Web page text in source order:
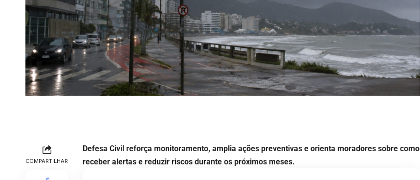
COMPARTILHAR
Defesa Civil reforça monitoramento, amplia ações preventivas e orienta moradores sobre como
receber alertas e reduzir riscos durante os próximos meses.